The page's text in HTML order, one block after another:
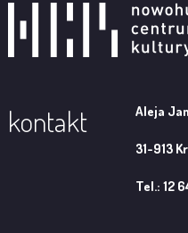
kontakt Aleja
31-913
Tel.: 12